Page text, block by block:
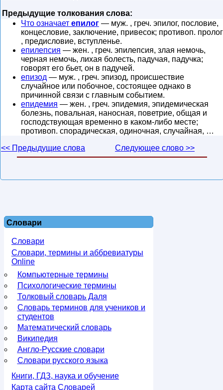
Предыдущие толкования слова:
Что означает епилог — муж. , греч. эпилог, пословие,
концесловие, заключение, привесок; противоп. пролог
, предисловие, вступленье.
епилепсия — жен. , греч. эпилепсия, злая немочь,
черная немочь, лихая болесть, падучая, падучка;
говорят его бьет, он в падучей.
епизод — муж. , греч. эпизод, происшествие
случайное или побочное, состоящее однако в
причинной связи с главным событием.
епидемия — жен. , греч. эпидемия, эпидемическая
болезнь, повальная, наносная, поветрие, общая и
господствующая временно в каком-либо месте;
противоп. спорадическая, одиночная, случайная, …
<< Предыдущие слова
Следующее слово >>
Словари
Словари
Словари, термины и аббревиатуры
Online
Компьютерные термины
Психологические термины
Толковый словарь Даля
Словарь терминов для учеников и
студентов
Математический словарь
Википедия
Англо-Русские словари
Словари русского языка
Книги, ГДЗ, наука и обучение
Карта сайта Словарей